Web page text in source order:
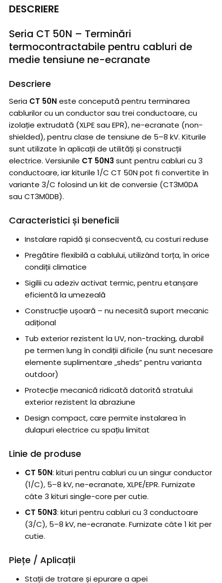
DESCRIERE
Seria CT 50N – Terminări
termocontractabile pentru cabluri de
medie tensiune ne-ecranate
Descriere
Seria CT 50N este concepută pentru terminarea
cablurilor cu un conductor sau trei conductoare, cu
izolație extrudată (XLPE sau EPR), ne-ecranate (non-
shielded), pentru clase de tensiune de 5–8 kV. Kiturile
sunt utilizate în aplicații de utilități și construcții
electrice. Versiunile CT 50N3sunt pentru cabluri cu 3
conductoare, iar kiturile 1/C CT 50N pot fi convertite în
variante 3/C folosind un kit de conversie (CT3M0DA
sau CT3M0DB).
Caracteristici și beneficii
Instalare rapidă și consecventă, cu costuri reduse
Pregătire flexibilă a cablului, utilizând torța, în orice
condiții climatice
Sigilii cu adeziv activat termic, pentru etanșare
eficientă la umezeală
Construcție ușoară – nu necesită suport mecanic
adițional
Tub exterior rezistent la UV, non-tracking, durabil
pe termen lung în condiții dificile (nu sunt necesare
elemente suplimentare „sheds” pentru varianta
outdoor)
Protecție mecanică ridicată datorită stratului
exterior rezistent la abraziune
Design compact, care permite instalarea în
dulapuri electrice cu spațiu limitat
Linie de produse
CT 50N: kituri pentru cabluri cu un singur conductor
(1/C), 5–8 kV, ne-ecranate, XLPE/EPR. Furnizate
câte 3 kituri single-core per cutie.
CT 50N3: kituri pentru cabluri cu 3 conductoare
(3/C), 5–8 kV, ne-ecranate. Furnizate câte 1 kit per
cutie.
Piețe / Aplicații
Stații de tratare și epurare a apei